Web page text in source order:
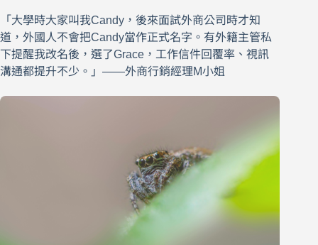
「大學時大家叫我Candy，後來面試外商公司時才知
道，外國人不會把Candy當作正式名字。有外籍主管私
下提醒我改名後，選了Grace，工作信件回覆率、視訊
溝通都提升不少。」——外商行銷經理M小姐